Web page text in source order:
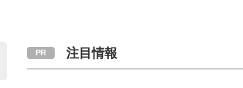
注目情報